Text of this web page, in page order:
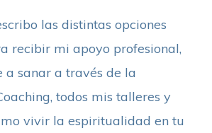
las distintas opciones
recibir mi apoyo profesional,
sanar a través de la
todos mis talleres y
vivir la espiritualidad en tu